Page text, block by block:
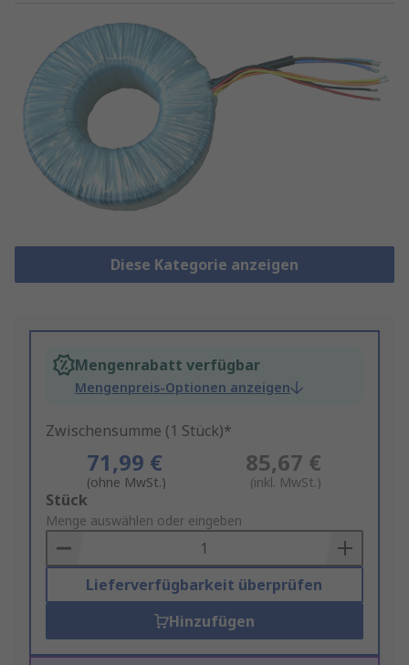
Diese Kategorie anzeigen
Mengenrabatt verfügbar
Mengenpreis-Optionen anzeigen
Zwischensumme (1 Stück)*
71,99 €
(ohne MwSt.)
85,67 €
(inkl. MwSt.)
Add
to
Basket
Stück
Menge auswählen oder eingeben
Lieferverfügbarkeit überprüfen
Hinzufügen